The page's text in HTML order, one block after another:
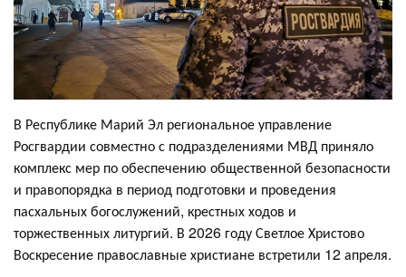
В Республике Марий Эл региональное управление
Росгвардии совместно с подразделениями МВД приняло
комплекс мер по обеспечению общественной безопасности
и правопорядка в период подготовки и проведения
пасхальных богослужений, крестных ходов и
торжественных литургий. В 2026 году Светлое Христово
Воскресение православные христиане встретили 12 апреля.